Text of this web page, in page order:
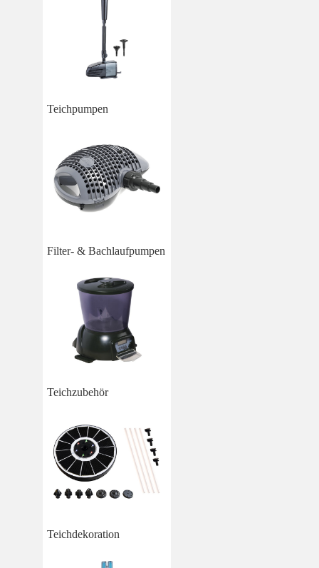
Teichpumpen
Filter- & Bachlaufpumpen
Teichzubehör
Teichdekoration